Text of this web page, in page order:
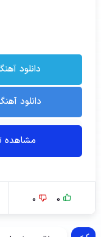
دانلود
دانلود
مشاهده
0
0